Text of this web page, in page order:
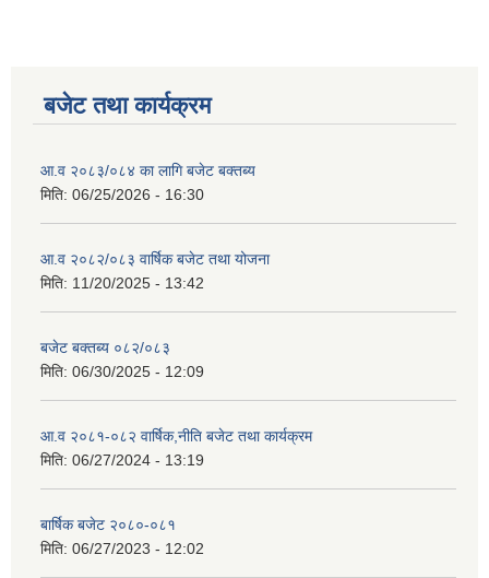
बजेट तथा कार्यक्रम
आ.व २०८३/०८४ का लागि बजेट बक्तब्य
मिति: 06/25/2026 - 16:30
आ.व २०८२/०८३ वार्षिक बजेट तथा योजना
मिति: 11/20/2025 - 13:42
बजेट बक्तब्य ०८२/०८३
मिति: 06/30/2025 - 12:09
आ.व २०८१-०८२ वार्षिक,नीति बजेट तथा कार्यक्रम
मिति: 06/27/2024 - 13:19
बार्षिक बजेट २०८०-०८१
मिति: 06/27/2023 - 12:02